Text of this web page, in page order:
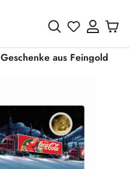
Du hast 0
Geschenke aus Feingold